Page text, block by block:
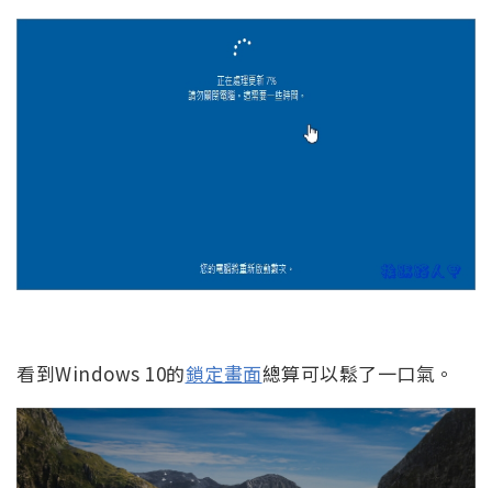
看到Windows 10的鎖定畫面總算可以鬆了一口氣。